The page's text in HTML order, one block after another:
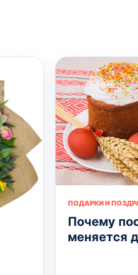
ПОДАРКИ И
Почему
меняется